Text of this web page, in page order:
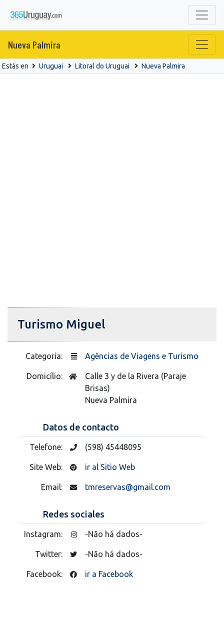
Nueva Palmira
Estás en Uruguai Litoral do Uruguai Nueva Palmira
Turismo Miguel
Categoria: Agências de Viagens e Turismo
Domicílio:
Calle 3 y de la Rivera (Paraje
Brisas)
Nueva Palmira
Datos de contacto
Telefone: (598) 45448095
Site Web: ir al Sitio Web
Email: tmreservas@gmail.com
Redes sociales
Instagram: -Não há dados-
Twitter: -Não há dados-
Facebook: ir a Facebook